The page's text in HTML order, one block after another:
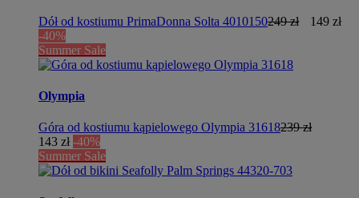
Dół od kostiumu PrimaDonna Solta 4010150249 zł
149 zł
-40%
Summer Sale
Olympia
Góra od kostiumu kąpielowego Olympia 31618239 zł
143 zł -40%
Summer Sale